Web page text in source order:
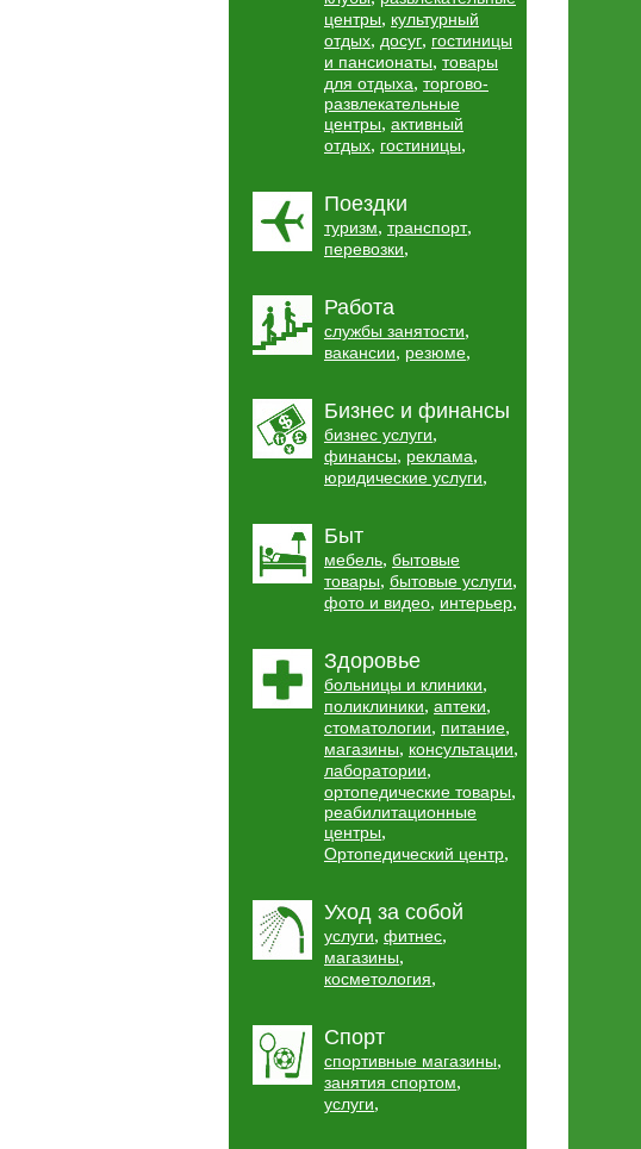
центры, культурный
отдых, досуг, гостиницы
и пансионаты, товары
для отдыха, торгово-
развлекательные
центры, активный
отдых, гостиницы,
Поездки
туризм, транспорт,
перевозки,
Работа
службы занятости,
вакансии, резюме,
Бизнес и финансы
бизнес услуги,
финансы, реклама,
юридические услуги,
Быт
мебель, бытовые
товары, бытовые услуги,
фото и видео, интерьер,
Здоровье
больницы и клиники,
поликлиники, аптеки,
стоматологии, питание,
магазины, консультации,
лаборатории,
ортопедические товары,
реабилитационные
центры,
Ортопедический центр,
Уход за собой
услуги, фитнес,
магазины,
косметология,
Спорт
спортивные магазины,
занятия спортом,
услуги,